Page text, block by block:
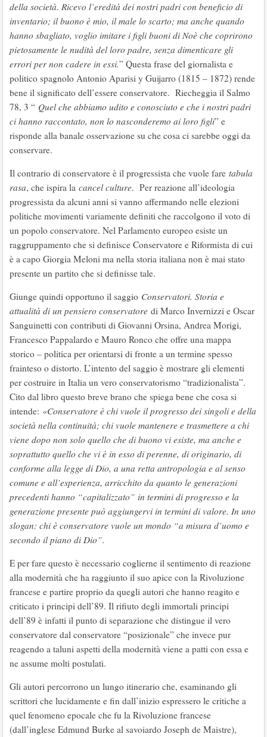
della società. Ricevo l’eredità dei nostri padri con beneficio di
inventario; il buono è mio, il male lo scarto; ma anche quando
hanno sbagliato, voglio imitare i figli buoni di Noè che coprirono
pietosamente le nudità del loro padre, senza dimenticare gli
errori per non cadere in essi.” Questa frase del giornalista e
politico spagnolo Antonio Aparisi y Guijarro (1815 – 1872) rende
bene il significato dell’essere conservatore. Riecheggia il Salmo
78, 3 “ Quel che abbiamo udito e conosciuto e che i nostri padri
ci hanno raccontato, non lo nasconderemo ai loro figli” e
risponde alla banale osservazione su che cosa ci sarebbe oggi da
conservare.
Il contrario di conservatore è il progressista che vuole fare tabula
rasa, che ispira la cancel culture. Per reazione all’ideologia
progressista da alcuni anni si vanno affermando nelle elezioni
politiche movimenti variamente definiti che raccolgono il voto di
un popolo conservatore. Nel Parlamento europeo esiste un
raggruppamento che si definisce Conservatore e Riformista di cui
è a capo Giorgia Meloni ma nella storia italiana non è mai stato
presente un partito che si definisse tale.
Giunge quindi opportuno il saggio Conservatori. Storia e
attualità di un pensiero conservatore di Marco Invernizzi e Oscar
Sanguinetti con contributi di Giovanni Orsina, Andrea Morigi,
Francesco Pappalardo e Mauro Ronco che offre una mappa
storico – politica per orientarsi di fronte a un termine spesso
frainteso o distorto. L’intento del saggio è mostrare gli elementi
per costruire in Italia un vero conservatorismo “tradizionalista”.
Cito dal libro questo breve brano che spiega bene che cosa si
intende: «Conservatore è chi vuole il progresso dei singoli e della
società nella continuità; chi vuole mantenere e trasmettere a chi
viene dopo non solo quello che di buono vi esiste, ma anche e
soprattutto quello che vi è in esso di perenne, di originario, di
conforme alla legge di Dio, a una retta antropologia e al senso
comune e all’esperienza, arricchito da quanto le generazioni
precedenti hanno “capitalizzato” in termini di progresso e la
generazione presente può aggiungervi in termini di valore. In uno
slogan: chi è conservatore vuole un mondo “a misura d’uomo e
secondo il piano di Dio”.
E per fare questo è necessario coglierne il sentimento di reazione
alla modernità che ha raggiunto il suo apice con la Rivoluzione
francese e partire proprio da quegli autori che hanno reagito e
criticato i principi dell’89. Il rifiuto degli immortali principi
dell’89 è infatti il punto di separazione che distingue il vero
conservatore dal conservatore “posizionale” che invece pur
reagendo a taluni aspetti della modernità viene a patti con essa e
ne assume molti postulati.
Gli autori percorrono un lungo itinerario che, esaminando gli
scrittori che lucidamente e fin dall’inizio espressero le critiche a
quel fenomeno epocale che fu la Rivoluzione francese
(dall’inglese Edmund Burke al savoiardo Joseph de Maistre),